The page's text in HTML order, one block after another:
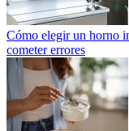
Cómo elegir un horno
cometer errores